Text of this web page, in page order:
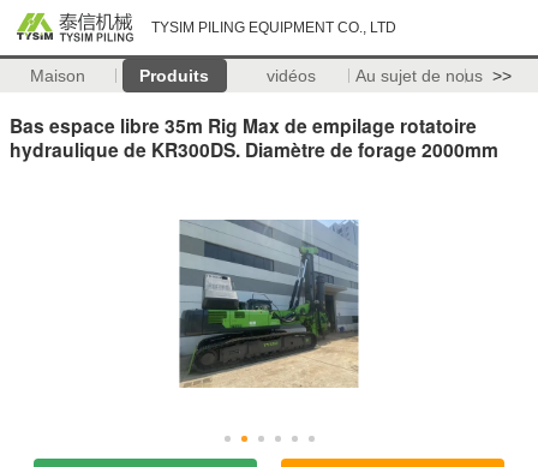
TYSIM PILING EQUIPMENT CO., LTD
Maison Produits vidéos Au sujet de nous >>
Bas espace libre 35m Rig Max de empilage rotatoire
hydraulique de KR300DS. Diamètre de forage 2000mm